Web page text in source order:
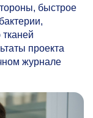
быстрое
проекта
журнале